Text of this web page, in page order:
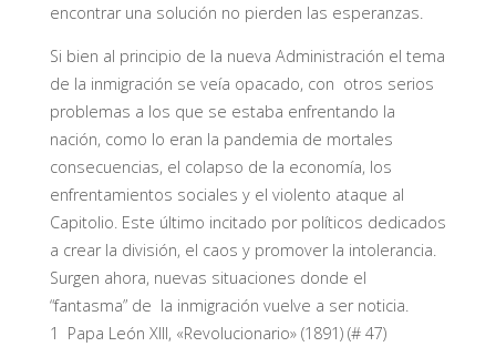
encontrar una solución no pierden las esperanzas.
Si bien al principio de la nueva Administración el tema
de la inmigración se veía opacado, con otros serios
problemas a los que se estaba enfrentando la
nación, como lo eran la pandemia de mortales
consecuencias, el colapso de la economía, los
enfrentamientos sociales y el violento ataque al
Capitolio. Este último incitado por políticos dedicados
a crear la división, el caos y promover la intolerancia.
Surgen ahora, nuevas situaciones donde el
“fantasma” de la inmigración vuelve a ser noticia.
1 Papa León XIII, «Revolucionario» (1891) (# 47)